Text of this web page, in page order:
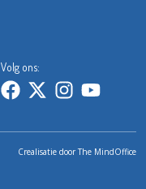
Volg ons:
Crealisatie doorThe MindOffice